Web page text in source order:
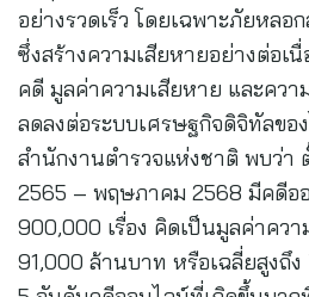
อย่างรวดเร็ว โดยเฉพาะภัยหลอ
ซึ่งสร้างความเสียหายอย่างต่อเ
คดี มูลค่าความเสียหาย และควา
ลดลงต่อระบบเศรษฐกิจดิจิทัลขอ
สำนักงานตำรวจแห่งชาติ พบว่า
2565 – พฤษภาคม 2568 มีคดีอ
900,000 เรื่อง คิดเป็นมูลค่าควา
91,000 ล้านบาท หรือเฉลี่ยสูงถึ